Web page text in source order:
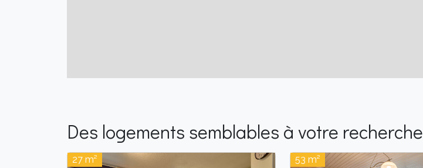
Des logements semblables à votre recherche
27 m² 53 m²